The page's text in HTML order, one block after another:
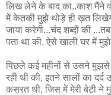
लिख लेने के बाद का..काश मैंने
में केतकी मुझे थोड़े ही ख़त
जाया करेगी...चंद शब्दों की
पता था की, ऐसे खाली घर में मुझे
पिछले कई महीनों से उसने मुझसे
रही थी की, इतने सालों का दर्द
कसरत थी, जिस में मेरी बेटी ने